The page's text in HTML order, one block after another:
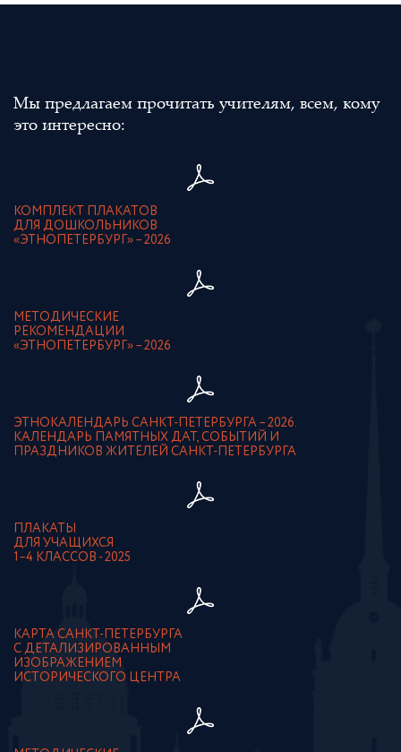
Мы предлагаем прочитать учителям, всем, кому
это интересно:
КОМПЛЕКТ ПЛАКАТОВ
ДЛЯ ДОШКОЛЬНИКОВ
«ЭТНОПЕТЕРБУРГ» – 2026
МЕТОДИЧЕСКИЕ
РЕКОМЕНДАЦИИ
«ЭТНОПЕТЕРБУРГ» – 2026
ЭТНОКАЛЕНДАРЬ САНКТ-ПЕТЕРБУРГА – 2026.
КАЛЕНДАРЬ ПАМЯТНЫХ ДАТ, СОБЫТИЙ И
ПРАЗДНИКОВ ЖИТЕЛЕЙ САНКТ-ПЕТЕРБУРГА
ПЛАКАТЫ
ДЛЯ УЧАЩИХСЯ
1–4 КЛАССОВ - 2025
КАРТА САНКТ-ПЕТЕРБУРГА
С ДЕТАЛИЗИРОВАННЫМ
ИЗОБРАЖЕНИЕМ
ИСТОРИЧЕСКОГО ЦЕНТРА